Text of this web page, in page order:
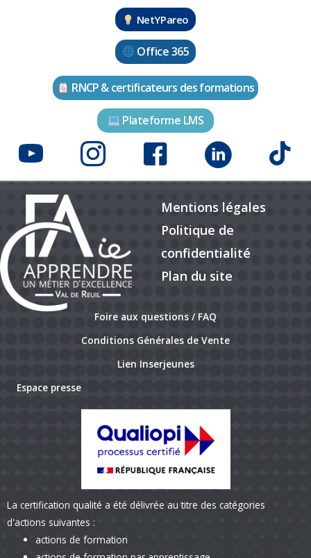
NetYPareo
Office 365
RNCP & certificateurs des formations
Plateforme LMS
Mentions légales
Politique de
confidentialité
Plan du site
Foire aux questions / FAQ
Conditions Générales de Vente
Lien Inserjeunes
Espace presse
La certification qualité a été délivrée au titre des catégories
d'actions suivantes :
actions de formation